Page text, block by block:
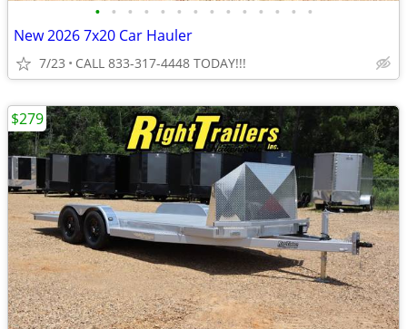
• • • • • • • • • • • • • •
New 2026 7x20 Car Hauler
7/23 CALL 833-317-4448 TODAY!!!
$279